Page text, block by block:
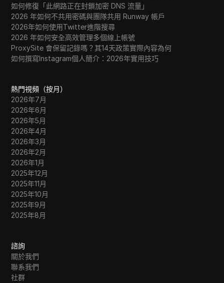
如何修復「此網路正在封鎖加密 DNS 流量」
2026 年如何不共用密碼與團隊共用 Runway 帳戶
2026年如何使用Twitter進階搜尋
2026 年如何安全高效管理多個線上帳號
ProxySite 會保留記錄嗎？其14天政策實際內容為何
如何撰寫Instagram個人簡介：2026年實用技巧
熱門視頻（按月）
2026年7月
2026年6月
2026年5月
2026年4月
2026年3月
2026年2月
2026年1月
2025年12月
2025年11月
2025年10月
2025年9月
2025年8月
諮詢
關於我們
聯系我們
社群